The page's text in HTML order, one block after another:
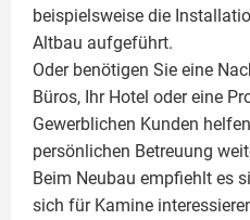
beispielsweise die
Altbau aufgeführt.
Oder benötigen Sie eine
Büros, Ihr Hotel oder eine
Gewerblichen Kunden
persönlichen Betreuung
Beim Neubau empfiehlt es
sich für Kamine